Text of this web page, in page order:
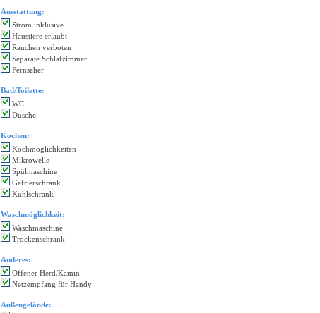
Ausstattung:
Strom inklusive
Haustiere erlaubt
Rauchen verboten
Separate Schlafzimmer
Fernseher
Bad/Toilette:
WC
Dusche
Kochen:
Kochmöglichkeiten
Mikrowelle
Spülmaschine
Gefrierschrank
Kühlschrank
Waschmöglichkeit:
Waschmaschine
Trockenschrank
Anderes:
Offener Herd/Kamin
Netzempfang für Handy
Außengelände: